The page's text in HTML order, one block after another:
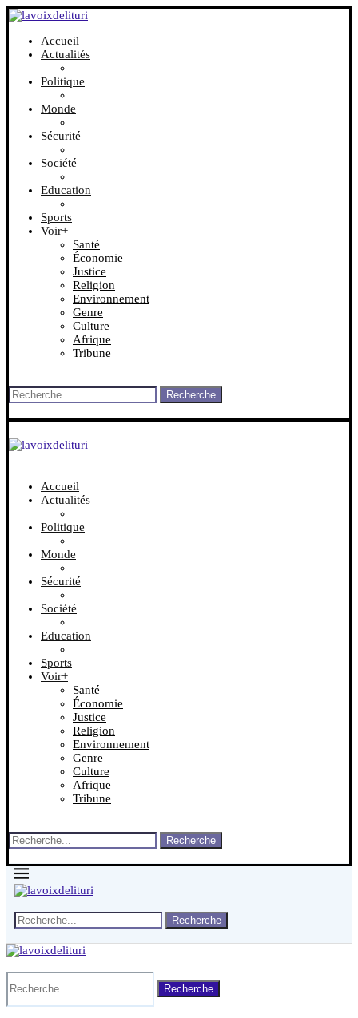
Accueil
Actualités
Politique
Monde
Sécurité
Société
Education
Sports
Voir+
Santé
Économie
Justice
Religion
Environnement
Genre
Culture
Afrique
Tribune
Recherche
Accueil
Actualités
Politique
Monde
Sécurité
Société
Education
Sports
Voir+
Santé
Économie
Justice
Religion
Environnement
Genre
Culture
Afrique
Tribune
Recherche
Recherche
Recherche